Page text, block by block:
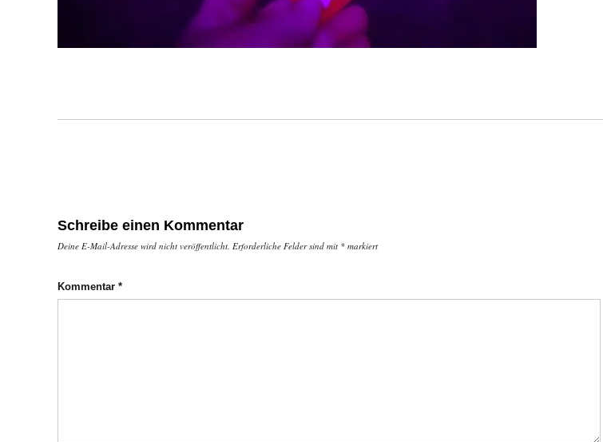
Schreibe einen Kommentar
Deine E-Mail-Adresse wird nicht veröffentlicht. Erforderliche Felder sind mit * markiert
Kommentar *